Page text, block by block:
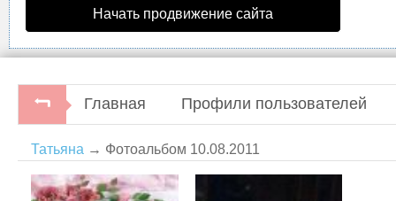
Начать продвижение сайта
Главная Профили пользователей
Татьяна → Фотоальбом 10.08.2011